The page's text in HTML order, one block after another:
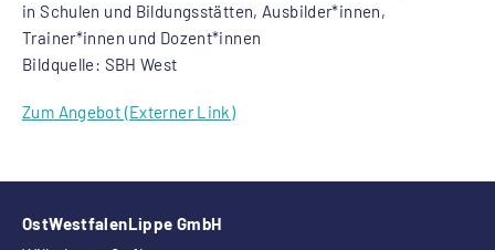
in Schulen und Bildungsstätten, Ausbilder*innen,
Trainer*innen und Dozent*innen
Bildquelle: SBH West
Zum Angebot (Externer Link)
OstWestfalenLippe GmbH